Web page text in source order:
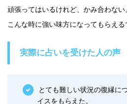
頑張ってはいるけれど、かみ合わない
こんな時に強い味方になってもらえる
実際に占いを受けた人の声
とても難しい状況の復縁に
イスをもらえた。